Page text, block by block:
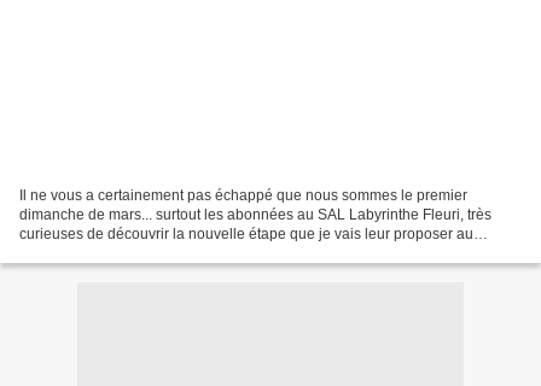
Il ne vous a certainement pas échappé que nous sommes le premier
dimanche de mars... surtout les abonnées au SAL Labyrinthe Fleuri, très
curieuses de découvrir la nouvelle étape que je vais leur proposer au